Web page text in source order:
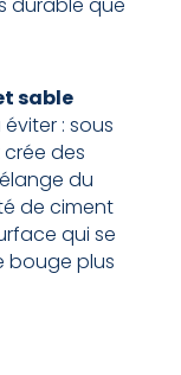
sable
: sous
crée des
du
de ciment
qui se
bouge plus